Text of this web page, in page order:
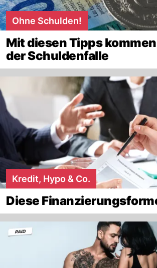
Ohne Schulden!
Mit diesen Tipps
der Schuldenfalle
Kredit, Hypo & Co.
Diese